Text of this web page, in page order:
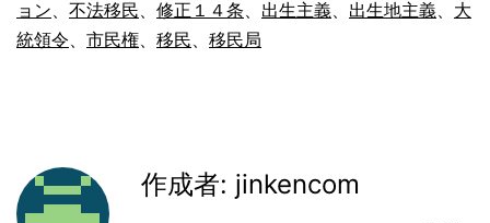
ョン、 不法移民、 修正１４条、 出生主義、 出生地主義、 大
統領令、 市民権、 移民、 移民局
作成者: jinkencom